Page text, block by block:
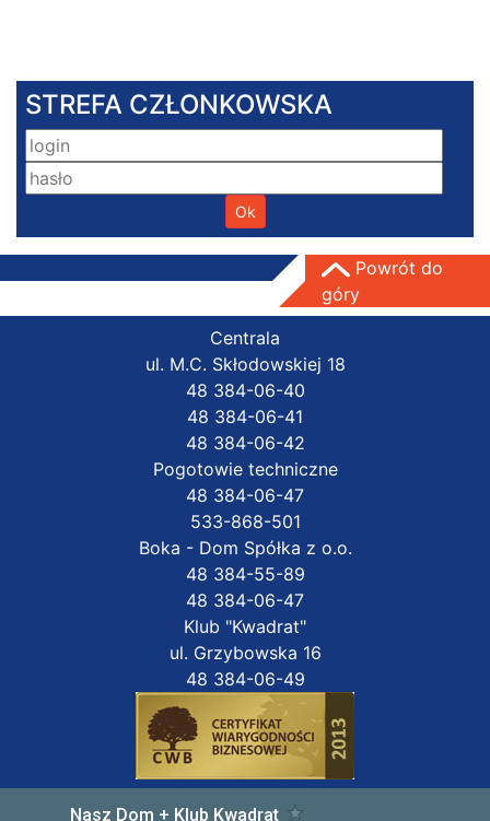
STREFA CZŁONKOWSKA
Powrót do
góry
Centrala
ul. M.C. Skłodowskiej 18
48 384-06-40
48 384-06-41
48 384-06-42
Pogotowie techniczne
48 384-06-47
533-868-501
Boka - Dom Spółka z o.o.
48 384-55-89
48 384-06-47
Klub "Kwadrat"
ul. Grzybowska 16
48 384-06-49